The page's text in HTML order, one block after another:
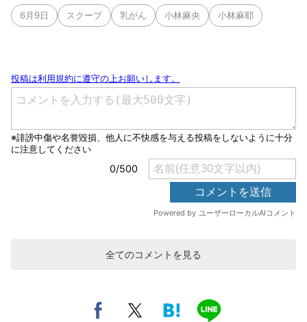
6月9日 スクープ 乳がん 小林麻央 小林麻耶
全てのコメントを見る